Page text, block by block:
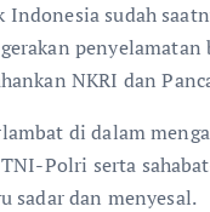
Indonesia sudah
penyelamatan
NKRI dan
di dalam
Polri serta
sadar dan menyesal.